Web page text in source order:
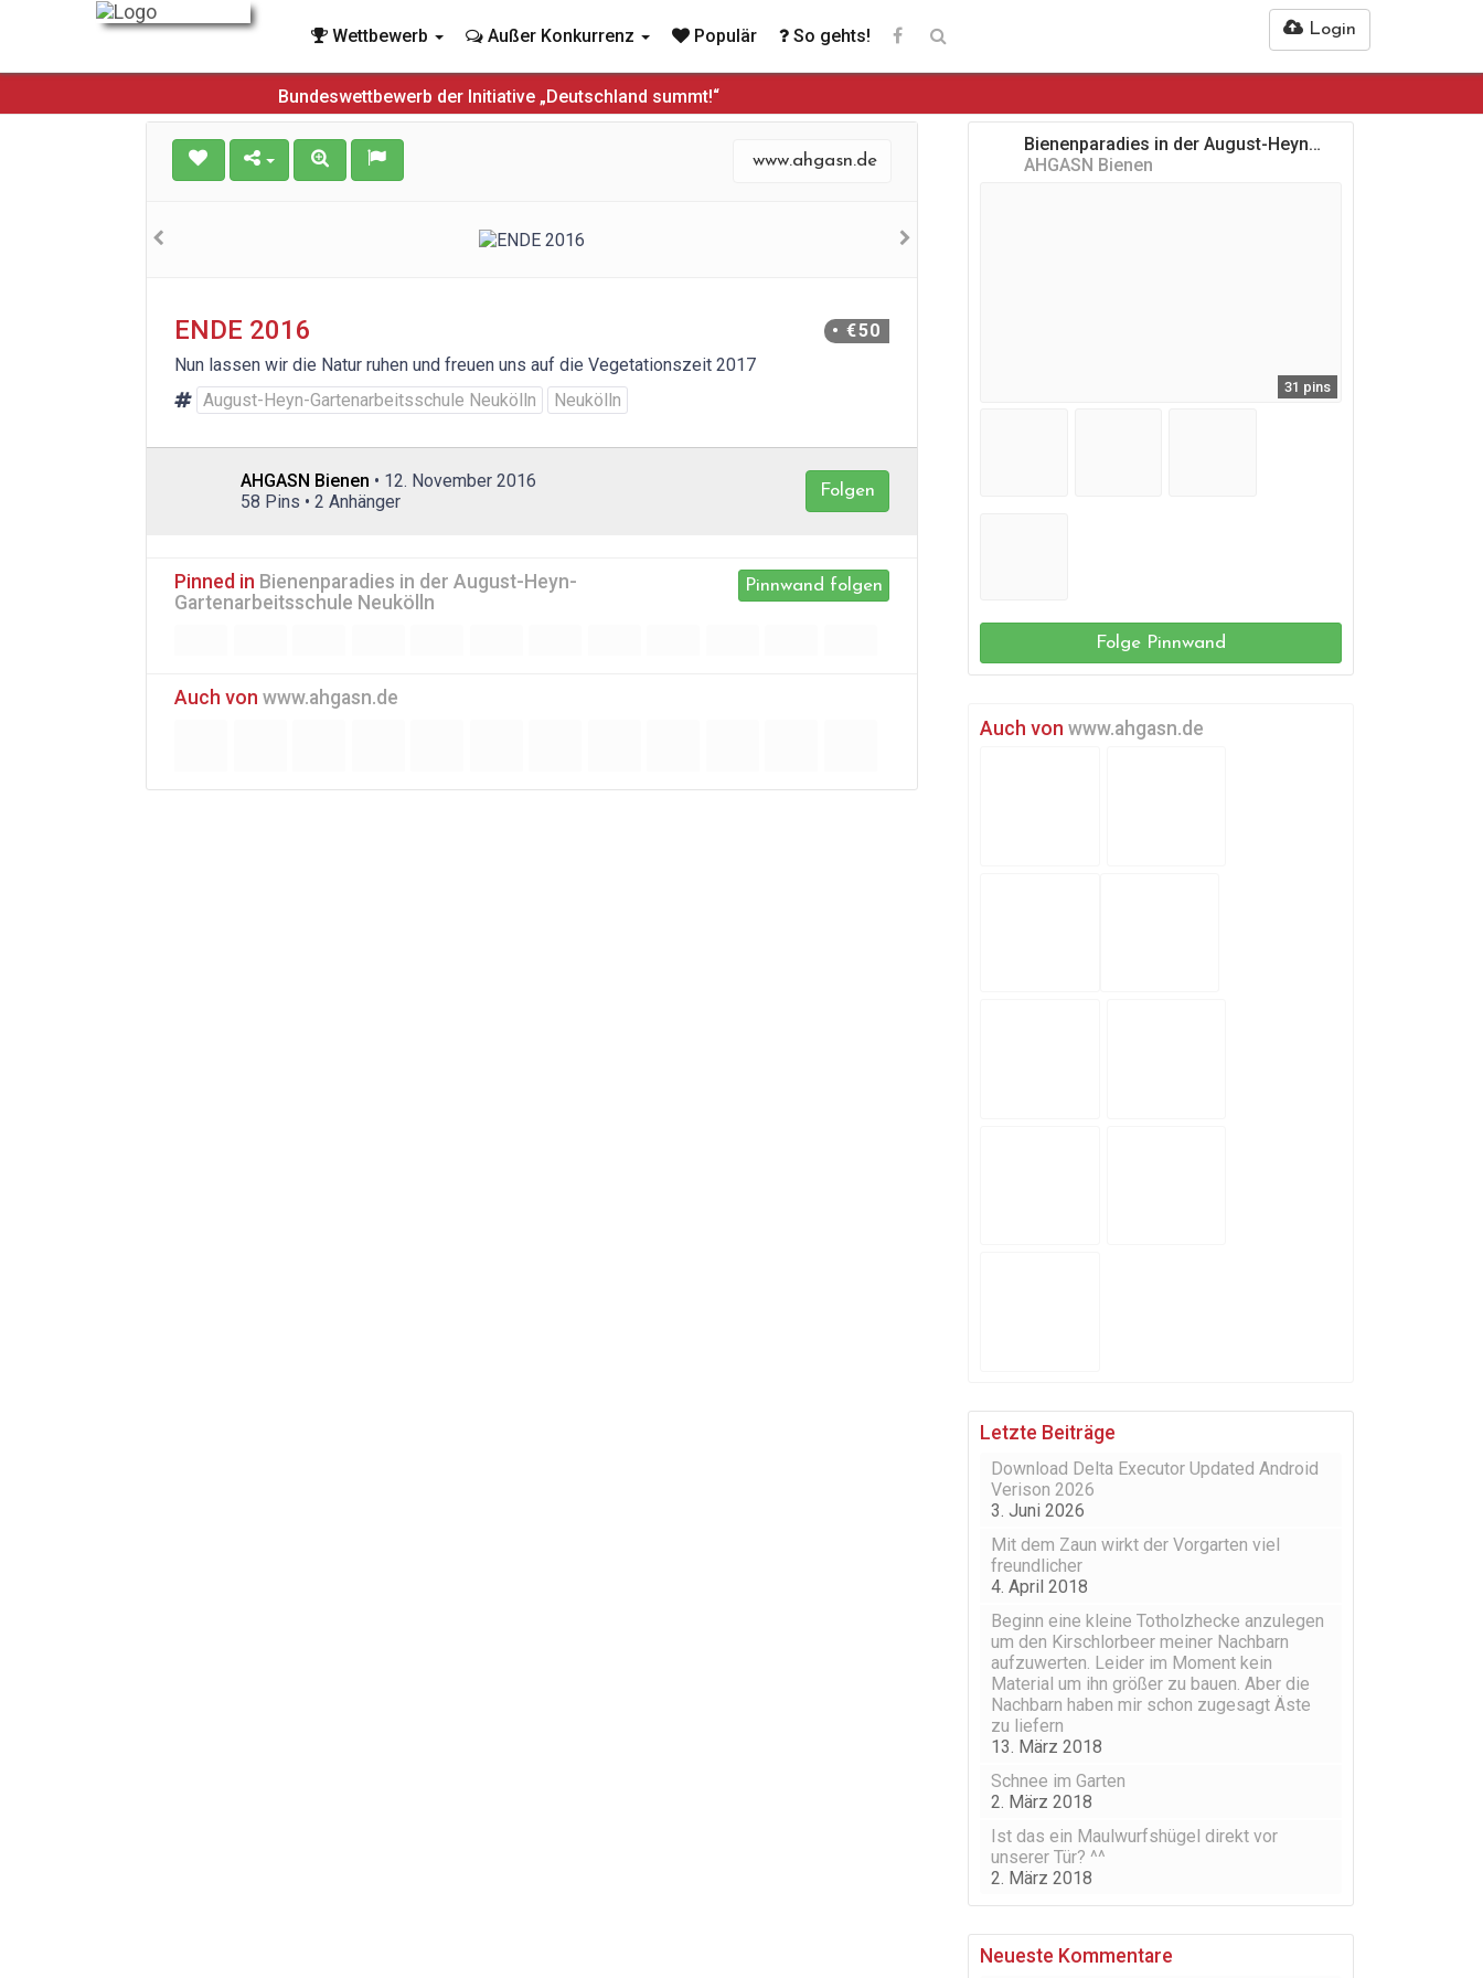
Login
Wettbewerb Außer Konkurrenz Populär So gehts!
Bundeswettbewerb der Initiative „Deutschland summt!“
www.ahgasn.de
• €50
ENDE 2016
Nun lassen wir die Natur ruhen und freuen uns auf die Vegetationszeit 2017
August-Heyn-Gartenarbeitsschule Neukölln
Neukölln
Folgen
AHGASN Bienen • 12. November 2016
58 Pins • 2 Anhänger
Pinnwand folgen
Pinned in Bienenparadies in der August-Heyn-
Gartenarbeitsschule Neukölln
Auch von www.ahgasn.de
Bienenparadies in der August-Heyn-Gartenarbeitsschule Neukölln
AHGASN Bienen
31 pins
Folge Pinnwand
Auch von www.ahgasn.de
Letzte Beiträge
Download Delta Executor Updated Android
Verison 2026
3. Juni 2026
Mit dem Zaun wirkt der Vorgarten viel
freundlicher
4. April 2018
Beginn eine kleine Totholzhecke anzulegen
um den Kirschlorbeer meiner Nachbarn
aufzuwerten. Leider im Moment kein
Material um ihn größer zu bauen. Aber die
Nachbarn haben mir schon zugesagt Äste
zu liefern
13. März 2018
Schnee im Garten
2. März 2018
Ist das ein Maulwurfshügel direkt vor
unserer Tür? ^^
2. März 2018
Neueste Kommentare